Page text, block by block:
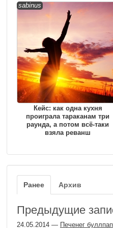
sabinus
Кейс: как одна кухня
проиграла тараканам три
раунда, а потом всё-таки
взяла реванш
Ранее Архив
Предыдущие
24.05.2014 — Печенег буллпап